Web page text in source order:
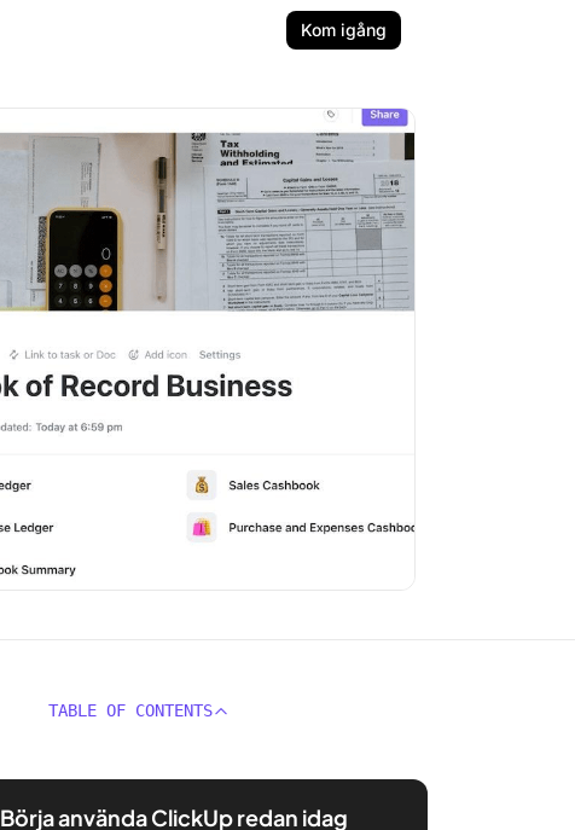
Kom igång
TABLE OF CONTENTS
Börja använda ClickUp redan idag